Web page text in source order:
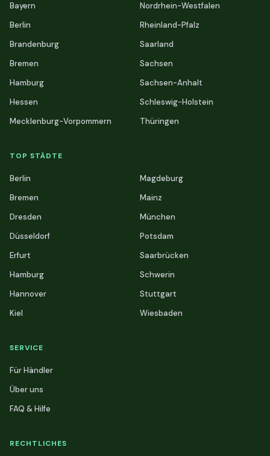
Bayern
Berlin
Brandenburg
Bremen
Hamburg
Hessen
Mecklenburg-Vorpommern
Nordrhein-Westfalen
Rheinland-Pfalz
Saarland
Sachsen
Sachsen-Anhalt
Schleswig-Holstein
Thüringen
TOP STÄDTE
Berlin
Bremen
Dresden
Düsseldorf
Erfurt
Hamburg
Hannover
Kiel
Magdeburg
Mainz
München
Potsdam
Saarbrücken
Schwerin
Stuttgart
Wiesbaden
SERVICE
Für Händler
Über uns
FAQ & Hilfe
RECHTLICHES